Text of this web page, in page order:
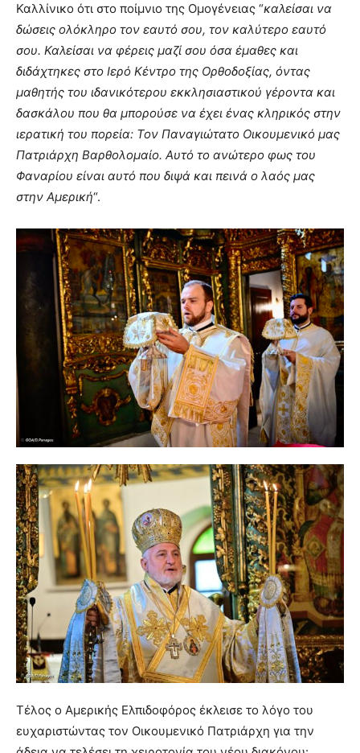
Καλλίνικο ότι στο ποίμνιο της Ομογένειας “καλείσαι να
δώσεις ολόκληρο τον εαυτό σου, τον καλύτερο εαυτό
σου. Καλείσαι να φέρεις μαζί σου όσα έμαθες και
διδάχτηκες στο Ιερό Κέντρο της Ορθοδοξίας, όντας
μαθητής του ιδανικότερου εκκλησιαστικού γέροντα και
δασκάλου που θα μπορούσε να έχει ένας κληρικός στην
ιερατική του πορεία: Τον Παναγιώτατο Οικουμενικό μας
Πατριάρχη Βαρθολομαίο. Αυτό το ανώτερο φως του
Φαναρίου είναι αυτό που διψά και πεινά ο λαός μας
στην Αμερική“.
Τέλος ο Αμερικής Ελπιδοφόρος έκλεισε το λόγο του
ευχαριστώντας τον Οικουμενικό Πατριάρχη για την